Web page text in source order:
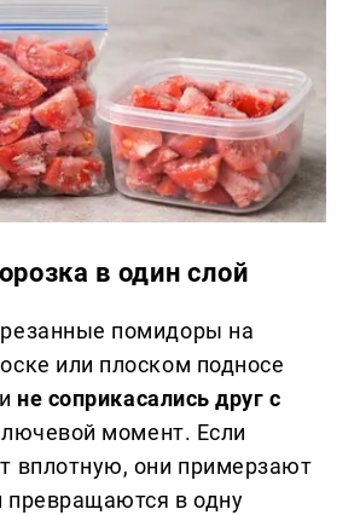
в один слой
помидоры на
или плоском подносе
не соприкасались друг с
момент. Если
вплотную, они примерзают
превращаются в одну